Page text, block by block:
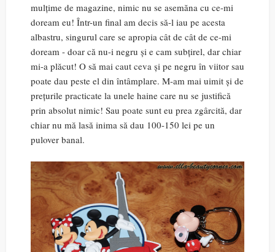
mulțime de magazine, nimic nu se asemăna cu ce-mi
doream eu! Într-un final am decis să-l iau pe acesta
albastru, singurul care se apropia cât de cât de ce-mi
doream - doar că nu-i negru și e cam subțirel, dar chiar
mi-a plăcut! O să mai caut ceva și pe negru în viitor sau
poate dau peste el din întâmplare. M-am mai uimit și de
prețurile practicate la unele haine care nu se justifică
prin absolut nimic! Sau poate sunt eu prea zgârcită, dar
chiar nu mă lasă inima să dau 100-150 lei pe un
pulover banal.